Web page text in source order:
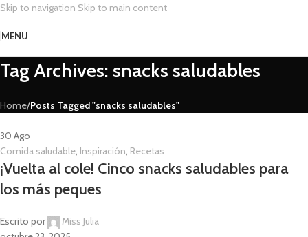
Skip to navigation Skip to main content
MENU
Tag Archives: snacks saludables
Home/Posts Tagged "snacks saludables"
30 Ago
Comida saludable, Inspiración, Recetas
¡Vuelta al cole! Cinco snacks saludables para
los más peques
Escrito por
Miss Julia